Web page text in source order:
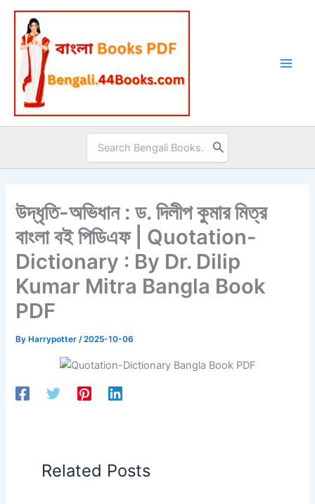
Skip
content
Search
for:
উদ্ধৃতি-অভিধান : ড. দিলীপ কুমার মিত্র
বাংলা বই পিডিএফ | Quotation-
Dictionary : By Dr. Dilip
Kumar Mitra Bangla Book
PDF
By Harrypotter/2025-10-06
Related Posts